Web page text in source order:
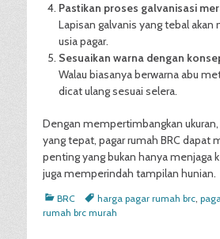
Pastikan proses galvanisasi
Lapisan galvanis yang tebal
usia pagar.
Sesuaikan warna dengan
Walau biasanya berwarna abu
dicat ulang sesuai selera.
Dengan mempertimbangkan
yang tepat, pagar rumah BRC dapat
penting yang bukan hanya menjaga
juga memperindah tampilan hunian.
Categories
BRC Tagsharga pagar rumah brc,
rumah brc murah